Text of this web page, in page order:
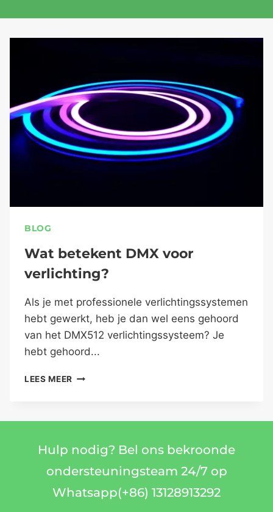
BLOG
Wat betekent DMX voor
verlichting?
Als je met professionele verlichtingssystemen
hebt gewerkt, heb je dan wel eens gehoord
van het DMX512 verlichtingssysteem? Je
hebt gehoord...
LEES MEER
Hulp nodig? Bel ons bekroonde
ondersteuningsteam 24/7 op
Whatsapp(+86) 13128913292